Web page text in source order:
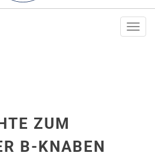
ZUM
B-KNABEN